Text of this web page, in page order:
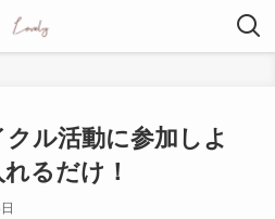
ル活動に参加しよ
るだけ！